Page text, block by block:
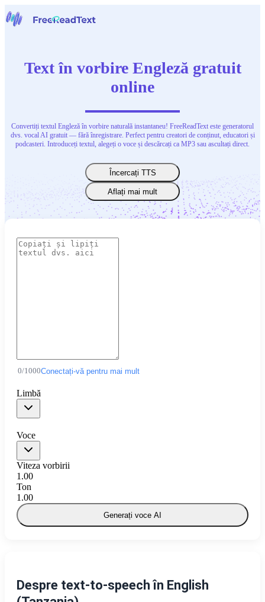
Instrumente
Română
Text în vorbire Engleză gratuit
online
Convertiți textul Engleză în vorbire naturală instantaneu! FreeReadText este generatorul
dvs. vocal AI gratuit — fără înregistrare. Perfect pentru creatori de conținut, educatori și
podcasteri. Introduceți textul, alegeți o voce și descărcați ca MP3 sau ascultați direct.
Încercați TTS
Aflați mai mult
0/1000Conectați-vă pentru mai mult
Limbă
Voce
Viteza vorbirii
1.00
Ton
1.00
Generați voce AI
Despre text-to-speech în English